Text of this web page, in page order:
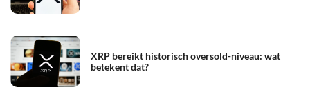
XRP bereikt historisch oversold-niveau: wat
betekent dat?